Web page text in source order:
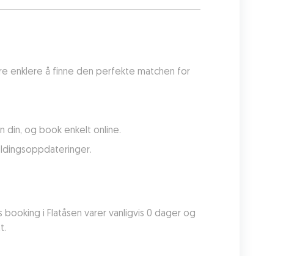
enklere å finne den perfekte matchen for
din, og book enkelt online.
i Flatåsen varer vanligvis 0 dager og